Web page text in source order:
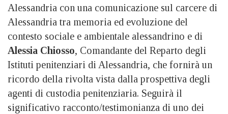
Alessandria con una comunicazione sul carcere di
Alessandria tra memoria ed evoluzione del
contesto sociale e ambientale alessandrino e di
Alessia Chiosso, Comandante del Reparto degli
Istituti penitenziari di Alessandria, che fornirà un
ricordo della rivolta vista dalla prospettiva degli
agenti di custodia penitenziaria. Seguirà il
significativo racconto/testimonianza di uno dei